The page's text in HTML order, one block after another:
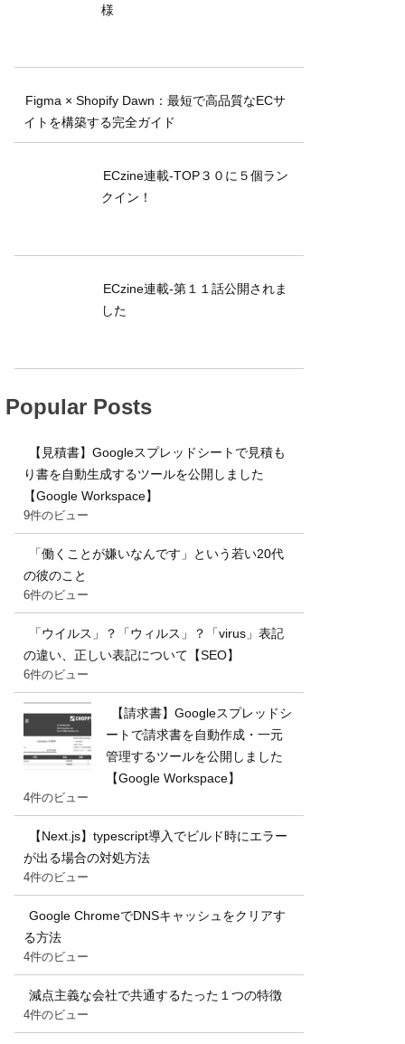
様
Figma × Shopify Dawn：最短で高品質なECサ
イトを構築する完全ガイド
ECzine連載-TOP３０に５個ラン
クイン！
ECzine連載-第１１話公開されま
した
Popular Posts
【見積書】Googleスプレッドシートで見積も
り書を自動生成するツールを公開しました
【Google Workspace】
9件のビュー
「働くことが嫌いなんです」という若い20代
の彼のこと
6件のビュー
「ウイルス」？「ウィルス」？「virus」表記
の違い、正しい表記について【SEO】
6件のビュー
【請求書】Googleスプレッドシ
ートで請求書を自動作成・一元
管理するツールを公開しました
【Google Workspace】
4件のビュー
【Next.js】typescript導入でビルド時にエラー
が出る場合の対処方法
4件のビュー
Google ChromeでDNSキャッシュをクリアす
る方法
4件のビュー
減点主義な会社で共通するたった１つの特徴
4件のビュー